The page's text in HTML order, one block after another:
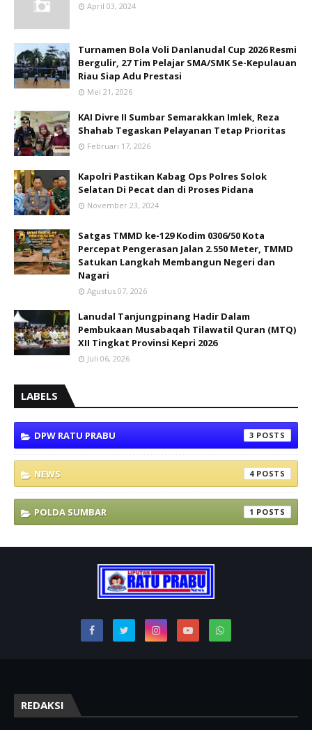
April 03, 2024
Turnamen Bola Voli Danlanudal Cup 2026 Resmi
Bergulir, 27 Tim Pelajar SMA/SMK Se-Kepulauan
Riau Siap Adu Prestasi
Mei 21, 2026
KAI Divre II Sumbar Semarakkan Imlek, Reza
Shahab Tegaskan Pelayanan Tetap Prioritas
Februari 17, 2026
Kapolri Pastikan Kabag Ops Polres Solok
Selatan Di Pecat dan di Proses Pidana
November 23, 2024
Satgas TMMD ke-129 Kodim 0306/50 Kota
Percepat Pengerasan Jalan 2.550 Meter, TMMD
Satukan Langkah Membangun Negeri dan
Nagari
Agustus 07, 2026
Lanudal Tanjungpinang Hadir Dalam
Pembukaan Musabaqah Tilawatil Quran (MTQ)
XII Tingkat Provinsi Kepri 2026
Juli 06, 2026
LABELS
DPW RATU PRABU 3
NEWS 4
POLDA SUMBAR 1
REDAKSI